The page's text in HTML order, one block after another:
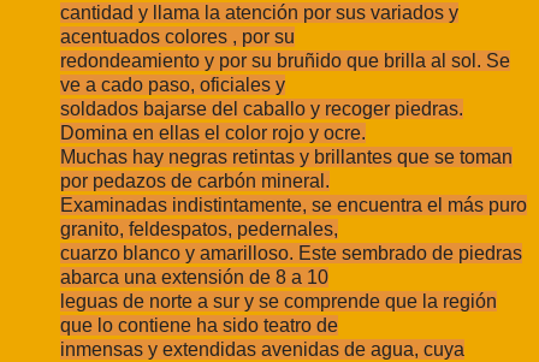
cantidad y llama la atención por sus variados y
acentuados colores , por su
redondeamiento y por su bruñido que brilla al sol. Se
ve a cado paso, oficiales y
soldados bajarse del caballo y recoger piedras.
Domina en ellas el color rojo y ocre.
Muchas hay negras retintas y brillantes que se toman
por pedazos de carbón mineral.
Examinadas indistintamente, se encuentra el más puro
granito, feldespatos, pedernales,
cuarzo blanco y amarilloso. Este sembrado de piedras
abarca una extensión de 8 a 10
leguas de norte a sur y se comprende que la región
que lo contiene ha sido teatro de
inmensas y extendidas avenidas de agua, cuya